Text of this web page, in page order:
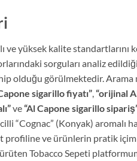
ve yüksek kalite
sorguları analiz
olduğu görülmektedir.
sigarillo fiyatı”,“orijinal
ve“Al Capone sigarillo
“Cognac” (Konyak) aromalı
ve ürünlerin pratik içim
Tobacco Sepeti